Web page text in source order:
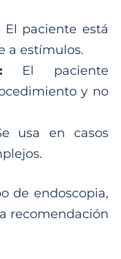
El paciente está
a estímulos.
El paciente
y no
usa en casos
de endoscopia,
recomendación